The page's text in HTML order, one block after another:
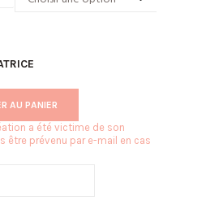
AU PANIER
a été victime de son
être prévenu par e-mail en cas